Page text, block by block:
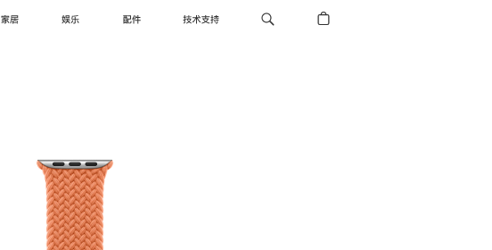
家居 娱乐 配件 技术支持